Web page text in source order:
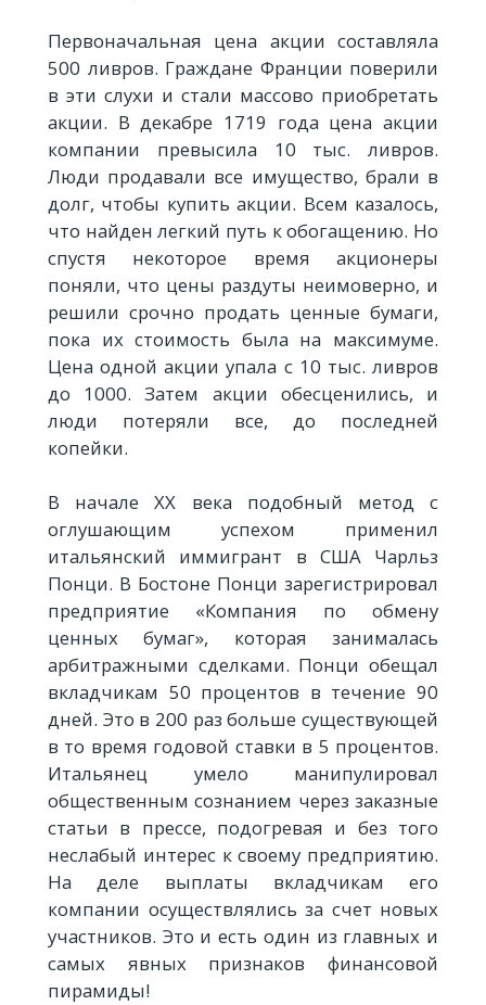
Первоначальная цена акции составляла
500 ливров. Граждане Франции поверили
в эти слухи и стали массово приобретать
акции. В декабре 1719 года цена акции
компании превысила 10 тыс. ливров.
Люди продавали все имущество, брали в
долг, чтобы купить акции. Всем казалось,
что найден легкий путь к обогащению. Но
спустя некоторое время акционеры
поняли, что цены раздуты неимоверно, и
решили срочно продать ценные бумаги,
пока их стоимость была на максимуме.
Цена одной акции упала с 10 тыс. ливров
до 1000. Затем акции обесценились, и
люди потеряли все, до последней
копейки.
В начале ХХ века подобный метод с
оглушающим успехом применил
итальянский иммигрант в США Чарльз
Понци. В Бостоне Понци зарегистрировал
предприятие «Компания по обмену
ценных бумаг», которая занималась
арбитражными сделками. Понци обещал
вкладчикам 50 процентов в течение 90
дней. Это в 200 раз больше существующей
в то время годовой ставки в 5 процентов.
Итальянец умело манипулировал
общественным сознанием через заказные
статьи в прессе, подогревая и без того
неслабый интерес к своему предприятию.
На деле выплаты вкладчикам его
компании осуществлялись за счет новых
участников. Это и есть один из главных и
самых явных признаков финансовой
пирамиды!